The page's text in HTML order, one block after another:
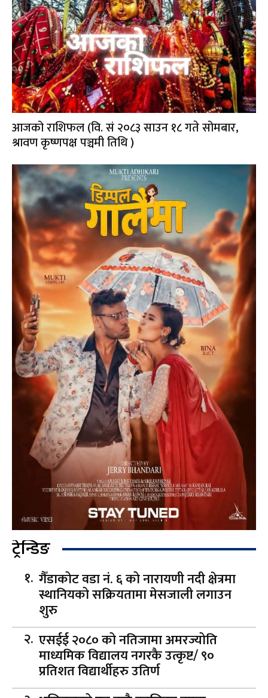
आजको राशिफल (वि. सं २०८३ साउन १८ गते सोमबार,
श्रावण कृष्णपक्ष पञ्चमी तिथि )
ट्रेन्डिङ
गैँडाकोट वडा नं. ६ को नारायणी नदी क्षेत्रमा
स्थानियको सक्रियतामा मेसजाली लगाउन
शुरु
एसईई २०८० को नतिजामा अमरज्योति
माध्यमिक विद्यालय नगरकै उत्कृष्ट/ ९०
प्रतिशत विद्यार्थीहरु उतिर्ण